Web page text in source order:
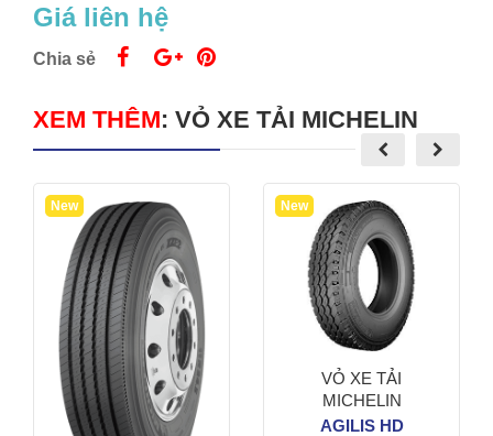
Giá liên hệ
Chia sẻ
XEM THÊM: VỎ XE TẢI MICHELIN
New
VỎ XE TẢI
MICHELIN
AGILIS HD
New